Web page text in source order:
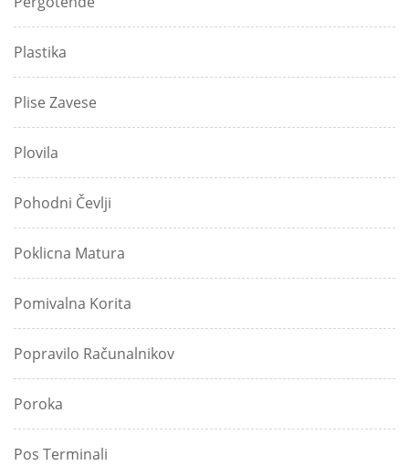
Plastika
Plise Zavese
Plovila
Pohodni Čevlji
Poklicna Matura
Pomivalna Korita
Popravilo Računalnikov
Poroka
Pos Terminali